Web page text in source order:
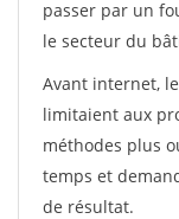
passer par un
le secteur du
Avant internet,
limitaient aux
méthodes plus
temps et
de résultat.